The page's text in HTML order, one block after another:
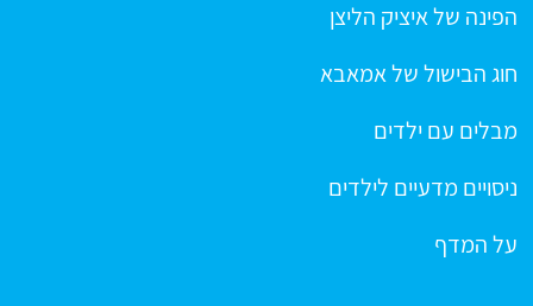
הפינה של איציק הליצן
חוג הבישול של אמאבא
מבלים עם ילדים
ניסויים מדעיים לילדים
על המדף